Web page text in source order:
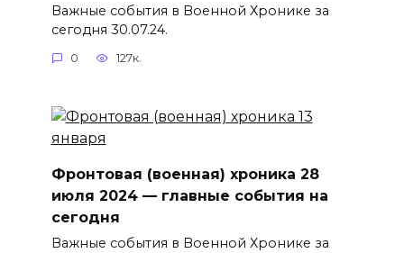
Важные события в Военной Хронике за
сегодня 30.07.24.
0 127к.
Фронтовая (военная) хроника 28
июля 2024 — главные события на
сегодня
Важные события в Военной Хронике за